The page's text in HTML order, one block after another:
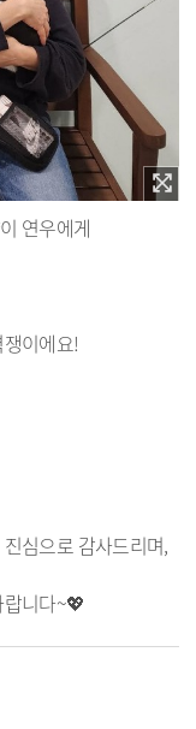
연우에게
이에요!
심으로 감사드리며,
니다~💖